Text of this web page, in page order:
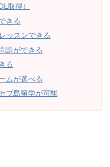
取得）
きる
ッスンできる
題ができる
る
ムが選べる
ブ島留学が可能